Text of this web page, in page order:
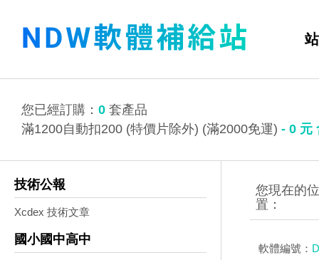
您已經訂購： 0 套產品
滿1200自動扣200 (特價片除外) (滿2000免運) - 0 元
技術公報
Xcdex 技術文章
國小國中高中
軟體編號：